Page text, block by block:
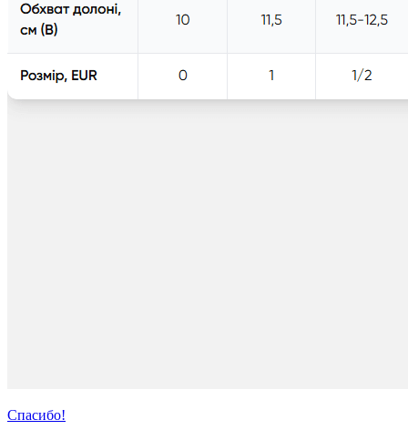
Спасибо!